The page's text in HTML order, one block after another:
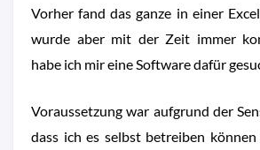
Vorher fand das ganze in einer
wurde aber mit der Zeit immer
habe ich mir eine Software dafür
Voraussetzung war aufgrund der
dass ich es selbst betreiben